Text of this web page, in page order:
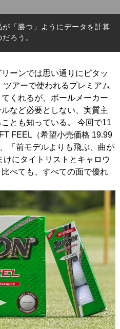
「勝つ」ようにデータを計算
ろう。
ーンでは思い通りにピタッ
アーで使われるプレミアム
くれるが、ボールメーカー
など必要としない、実質主
とも知っている。 今回で11
FEEL（希望小売価格 19.99
「前モデルよりも飛ぶ、曲が
にタイトリストとキャロウ
べても、すべての面で優れ
ェイウッド
め
とは？